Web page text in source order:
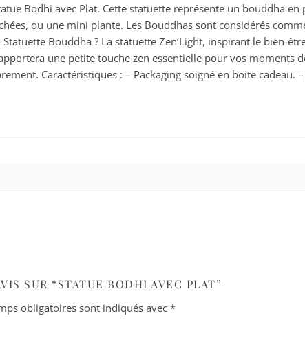
Bodhi avec Plat. Cette statuette représente un bouddha
ou une mini plante. Les Bouddhas sont considérés
Bouddha ? La statuette Zen’Light, inspirant le bien-
une petite touche zen essentielle pour vos moments
Caractéristiques : – Packaging soigné en boite cadeau.
SUR “STATUE BODHI AVEC PLAT”
obligatoires sont indiqués avec *